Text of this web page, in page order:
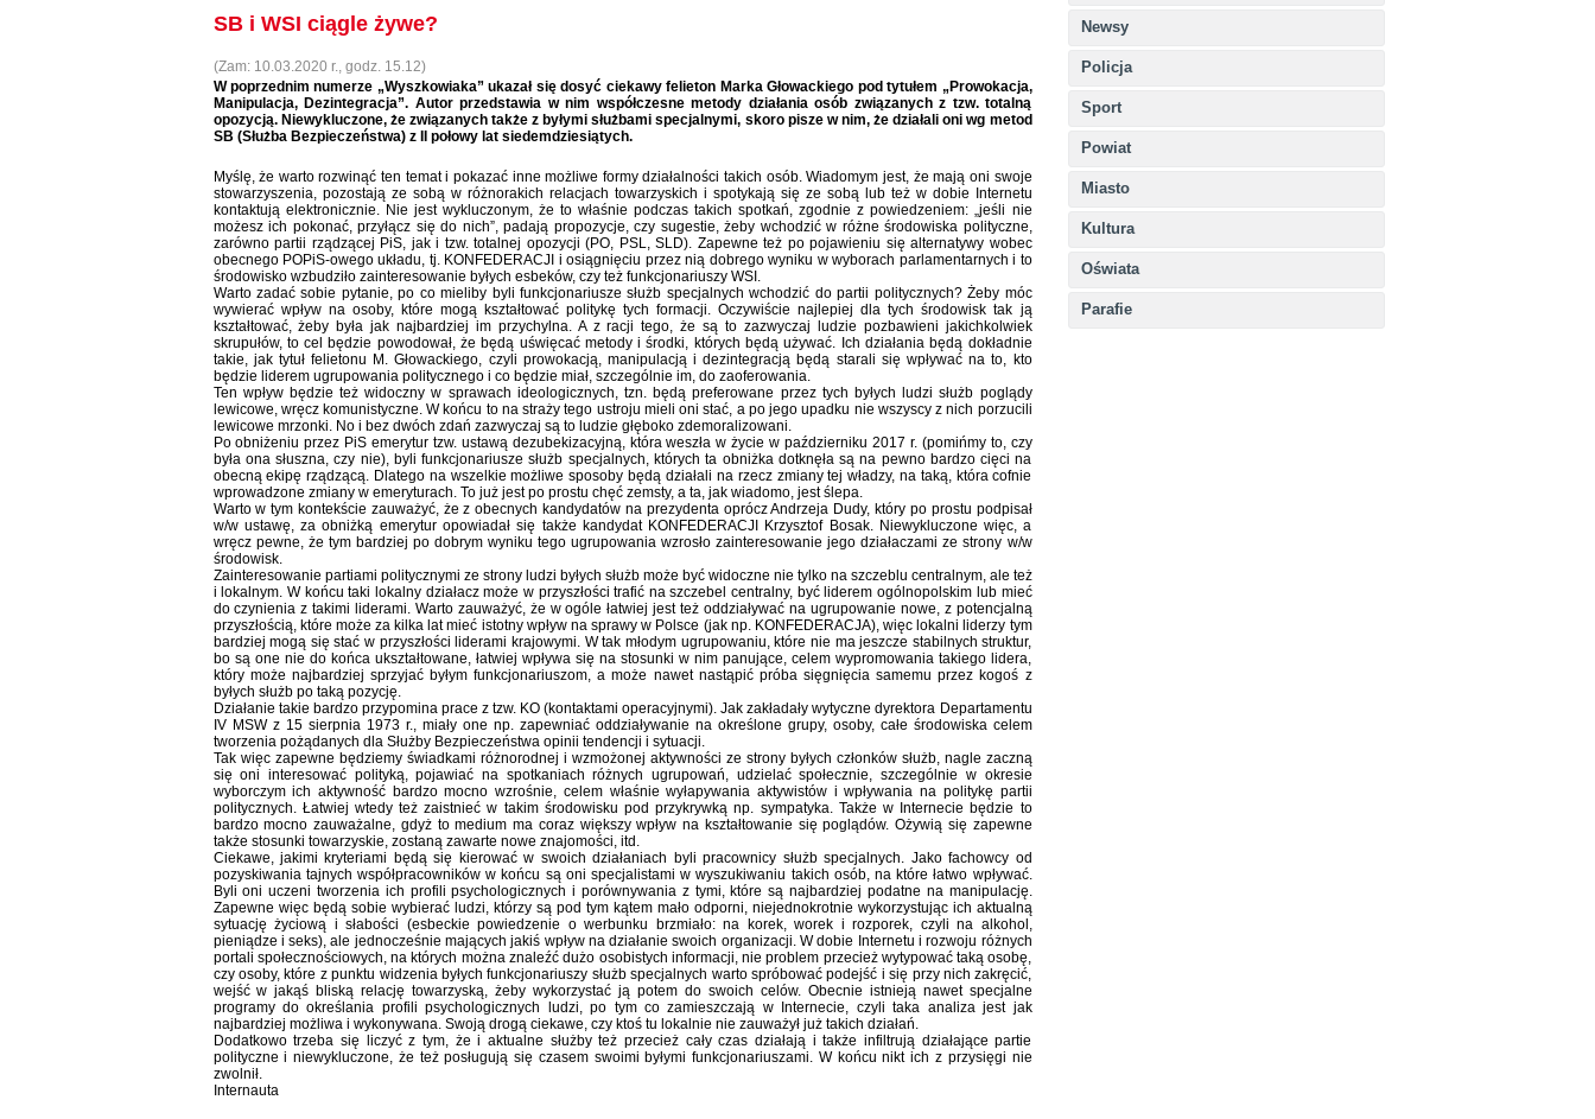
Newsy
Policja
Sport
Powiat
Miasto
Kultura
Oświata
Parafie
SB i WSI ciągle żywe?
(Zam: 10.03.2020 r., godz. 15.12)
W poprzednim numerze „Wyszkowiaka” ukazał się dosyć ciekawy felieton Marka Głowackiego pod tytułem „Prowokacja,
Manipulacja, Dezintegracja”. Autor przedstawia w nim współczesne metody działania osób związanych z tzw. totalną
opozycją. Niewykluczone, że związanych także z byłymi służbami specjalnymi, skoro pisze w nim, że działali oni wg metod
SB (Służba Bezpieczeństwa) z II połowy lat siedemdziesiątych.
Myślę, że warto rozwinąć ten temat i pokazać inne możliwe formy działalności takich osób. Wiadomym jest, że mają oni swoje
stowarzyszenia, pozostają ze sobą w różnorakich relacjach towarzyskich i spotykają się ze sobą lub też w dobie Internetu
kontaktują elektronicznie. Nie jest wykluczonym, że to właśnie podczas takich spotkań, zgodnie z powiedzeniem: „jeśli nie
możesz ich pokonać, przyłącz się do nich”, padają propozycje, czy sugestie, żeby wchodzić w różne środowiska polityczne,
zarówno partii rządzącej PiS, jak i tzw. totalnej opozycji (PO, PSL, SLD). Zapewne też po pojawieniu się alternatywy wobec
obecnego POPiS-owego układu, tj. KONFEDERACJI i osiągnięciu przez nią dobrego wyniku w wyborach parlamentarnych i to
środowisko wzbudziło zainteresowanie byłych esbeków, czy też funkcjonariuszy WSI.
Warto zadać sobie pytanie, po co mieliby byli funkcjonariusze służb specjalnych wchodzić do partii politycznych? Żeby móc
wywierać wpływ na osoby, które mogą kształtować politykę tych formacji. Oczywiście najlepiej dla tych środowisk tak ją
kształtować, żeby była jak najbardziej im przychylna. A z racji tego, że są to zazwyczaj ludzie pozbawieni jakichkolwiek
skrupułów, to cel będzie powodował, że będą uświęcać metody i środki, których będą używać. Ich działania będą dokładnie
takie, jak tytuł felietonu M. Głowackiego, czyli prowokacją, manipulacją i dezintegracją będą starali się wpływać na to, kto
będzie liderem ugrupowania politycznego i co będzie miał, szczególnie im, do zaoferowania.
Ten wpływ będzie też widoczny w sprawach ideologicznych, tzn. będą preferowane przez tych byłych ludzi służb poglądy
lewicowe, wręcz komunistyczne. W końcu to na straży tego ustroju mieli oni stać, a po jego upadku nie wszyscy z nich porzucili
lewicowe mrzonki. No i bez dwóch zdań zazwyczaj są to ludzie głęboko zdemoralizowani.
Po obniżeniu przez PiS emerytur tzw. ustawą dezubekizacyjną, która weszła w życie w październiku 2017 r. (pomińmy to, czy
była ona słuszna, czy nie), byli funkcjonariusze służb specjalnych, których ta obniżka dotknęła są na pewno bardzo cięci na
obecną ekipę rządzącą. Dlatego na wszelkie możliwe sposoby będą działali na rzecz zmiany tej władzy, na taką, która cofnie
wprowadzone zmiany w emeryturach. To już jest po prostu chęć zemsty, a ta, jak wiadomo, jest ślepa.
Warto w tym kontekście zauważyć, że z obecnych kandydatów na prezydenta oprócz Andrzeja Dudy, który po prostu podpisał
w/w ustawę, za obniżką emerytur opowiadał się także kandydat KONFEDERACJI Krzysztof Bosak. Niewykluczone więc, a
wręcz pewne, że tym bardziej po dobrym wyniku tego ugrupowania wzrosło zainteresowanie jego działaczami ze strony w/w
środowisk.
Zainteresowanie partiami politycznymi ze strony ludzi byłych służb może być widoczne nie tylko na szczeblu centralnym, ale też
i lokalnym. W końcu taki lokalny działacz może w przyszłości trafić na szczebel centralny, być liderem ogólnopolskim lub mieć
do czynienia z takimi liderami. Warto zauważyć, że w ogóle łatwiej jest też oddziaływać na ugrupowanie nowe, z potencjalną
przyszłością, które może za kilka lat mieć istotny wpływ na sprawy w Polsce (jak np. KONFEDERACJA), więc lokalni liderzy tym
bardziej mogą się stać w przyszłości liderami krajowymi. W tak młodym ugrupowaniu, które nie ma jeszcze stabilnych struktur,
bo są one nie do końca ukształtowane, łatwiej wpływa się na stosunki w nim panujące, celem wypromowania takiego lidera,
który może najbardziej sprzyjać byłym funkcjonariuszom, a może nawet nastąpić próba sięgnięcia samemu przez kogoś z
byłych służb po taką pozycję.
Działanie takie bardzo przypomina prace z tzw. KO (kontaktami operacyjnymi). Jak zakładały wytyczne dyrektora Departamentu
IV MSW z 15 sierpnia 1973 r., miały one np. zapewniać oddziaływanie na określone grupy, osoby, całe środowiska celem
tworzenia pożądanych dla Służby Bezpieczeństwa opinii tendencji i sytuacji.
Tak więc zapewne będziemy świadkami różnorodnej i wzmożonej aktywności ze strony byłych członków służb, nagle zaczną
się oni interesować polityką, pojawiać na spotkaniach różnych ugrupowań, udzielać społecznie, szczególnie w okresie
wyborczym ich aktywność bardzo mocno wzrośnie, celem właśnie wyłapywania aktywistów i wpływania na politykę partii
politycznych. Łatwiej wtedy też zaistnieć w takim środowisku pod przykrywką np. sympatyka. Także w Internecie będzie to
bardzo mocno zauważalne, gdyż to medium ma coraz większy wpływ na kształtowanie się poglądów. Ożywią się zapewne
także stosunki towarzyskie, zostaną zawarte nowe znajomości, itd.
Ciekawe, jakimi kryteriami będą się kierować w swoich działaniach byli pracownicy służb specjalnych. Jako fachowcy od
pozyskiwania tajnych współpracowników w końcu są oni specjalistami w wyszukiwaniu takich osób, na które łatwo wpływać.
Byli oni uczeni tworzenia ich profili psychologicznych i porównywania z tymi, które są najbardziej podatne na manipulację.
Zapewne więc będą sobie wybierać ludzi, którzy są pod tym kątem mało odporni, niejednokrotnie wykorzystując ich aktualną
sytuację życiową i słabości (esbeckie powiedzenie o werbunku brzmiało: na korek, worek i rozporek, czyli na alkohol,
pieniądze i seks), ale jednocześnie mających jakiś wpływ na działanie swoich organizacji. W dobie Internetu i rozwoju różnych
portali społecznościowych, na których można znaleźć dużo osobistych informacji, nie problem przecież wytypować taką osobę,
czy osoby, które z punktu widzenia byłych funkcjonariuszy służb specjalnych warto spróbować podejść i się przy nich zakręcić,
wejść w jakąś bliską relację towarzyską, żeby wykorzystać ją potem do swoich celów. Obecnie istnieją nawet specjalne
programy do określania profili psychologicznych ludzi, po tym co zamieszczają w Internecie, czyli taka analiza jest jak
najbardziej możliwa i wykonywana. Swoją drogą ciekawe, czy ktoś tu lokalnie nie zauważył już takich działań.
Dodatkowo trzeba się liczyć z tym, że i aktualne służby też przecież cały czas działają i także infiltrują działające partie
polityczne i niewykluczone, że też posługują się czasem swoimi byłymi funkcjonariuszami. W końcu nikt ich z przysięgi nie
zwolnił.
Internauta